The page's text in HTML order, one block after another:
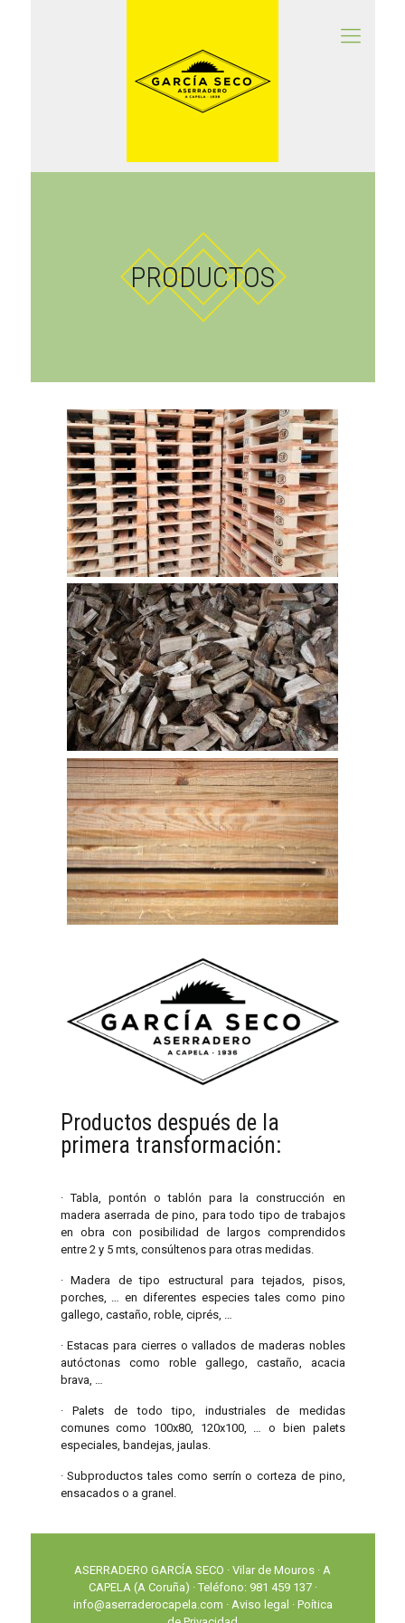
PRODUCTOS
Productos después de la
primera transformación:
· Tabla, pontón o tablón para la construcción en
madera aserrada de pino, para todo tipo de trabajos
en obra con posibilidad de largos comprendidos
entre 2 y 5 mts, consúltenos para otras medidas.
· Madera de tipo estructural para tejados, pisos,
porches, … en diferentes especies tales como pino
gallego, castaño, roble, ciprés, …
· Estacas para cierres o vallados de maderas nobles
autóctonas como roble gallego, castaño, acacia
brava, …
· Palets de todo tipo, industriales de medidas
comunes como 100x80, 120x100, … o bien palets
especiales, bandejas, jaulas.
· Subproductos tales como serrín o corteza de pino,
ensacados o a granel.
ASERRADERO GARCÍA SECO · Vilar de Mouros · A
CAPELA (A Coruña) · Teléfono: 981 459 137 ·
info@aserraderocapela.com · Aviso legal · Poítica